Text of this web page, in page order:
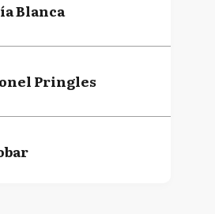
Hugo Blanco
Tomás Massa
Blanca
Pringles